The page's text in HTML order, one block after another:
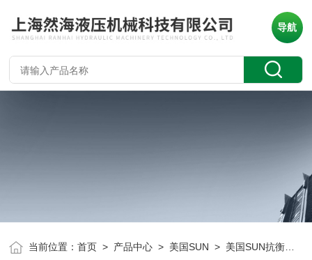
导航
当前位置：首页 > 产品中心 > 美国SUN > 美国SUN抗衡阀